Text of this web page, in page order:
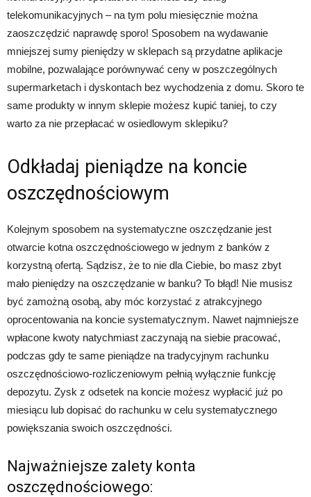
telekomunikacyjnych – na tym polu miesięcznie można
zaoszczędzić naprawdę sporo! Sposobem na wydawanie
mniejszej sumy pieniędzy w sklepach są przydatne aplikacje
mobilne, pozwalające porównywać ceny w poszczególnych
supermarketach i dyskontach bez wychodzenia z domu. Skoro te
same produkty w innym sklepie możesz kupić taniej, to czy
warto za nie przepłacać w osiedlowym sklepiku?
Odkładaj pieniądze na koncie
oszczędnościowym
Kolejnym sposobem na systematyczne oszczędzanie jest
otwarcie kotna oszczędnościowego w jednym z banków z
korzystną ofertą. Sądzisz, że to nie dla Ciebie, bo masz zbyt
mało pieniędzy na oszczędzanie w banku? To błąd! Nie musisz
być zamożną osobą, aby móc korzystać z atrakcyjnego
oprocentowania na koncie systematycznym. Nawet najmniejsze
wpłacone kwoty natychmiast zaczynają na siebie pracować,
podczas gdy te same pieniądze na tradycyjnym rachunku
oszczędnościowo-rozliczeniowym pełnią wyłącznie funkcję
depozytu. Zysk z odsetek na koncie możesz wypłacić już po
miesiącu lub dopisać do rachunku w celu systematycznego
powiększania swoich oszczędności.
Najważniejsze zalety konta
oszczędnościowego: